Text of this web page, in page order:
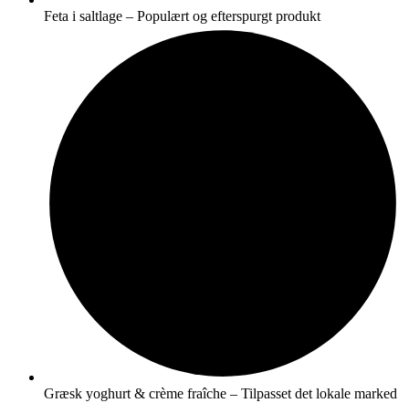
Feta i saltlage – Populært og efterspurgt produkt
Græsk yoghurt & crème fraîche – Tilpasset det lokale marked